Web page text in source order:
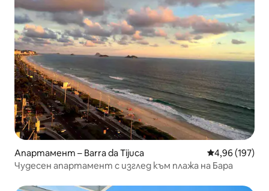
Апартамент – Barra da Tijuca Средна
4,96 (197)
Чудесен апартамент с изглед към плажа на Бара